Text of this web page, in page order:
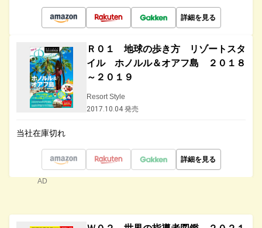
詳細を見る
Ｒ０１ 地球の歩き方 リゾートスタ
イル ホノルル＆オアフ島 ２０１８
～２０１９
Resort Style
2017.10.04 発売
当社在庫切れ
詳細を見る
AD